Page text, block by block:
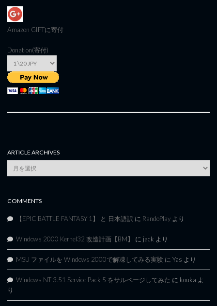
Amazon GIFTに寄付
Donation(寄付)
ARTICLE ARCHIVES
Article
Archives
COMMENTS
【EPIC BATTLE FANTASY 1】 と 日本語訳 に RandoPlay より
Windows 2000 Kernel32 改造計画【BM】 に jack より
MSU ファイルを Windows 2000で解凍してみる実験 に Yas より
Windows NT 3.51 Service Pack 5 をサルベージしてみた に kouka よ
り